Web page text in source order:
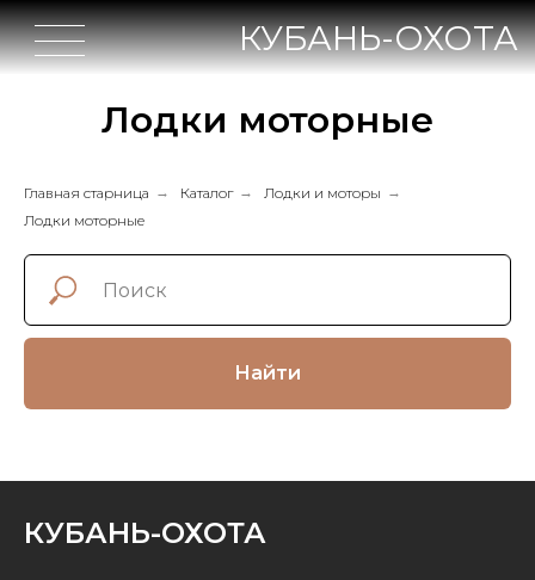
КУБАНЬ-ОХОТА
Лодки моторные
Главная старница → Каталог → Лодки и моторы →
Лодки моторные
Найти
КУБАНЬ-ОХОТА